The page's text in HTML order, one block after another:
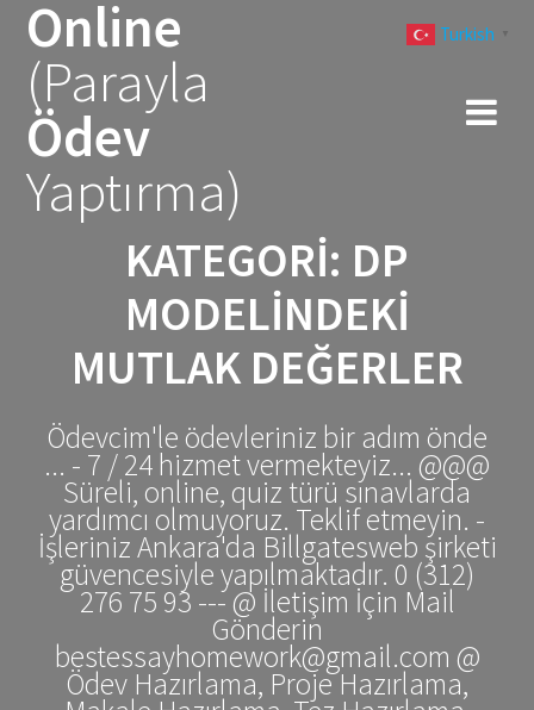
Online
(Parayla
Ödev
Yaptırma)
KATEGORI: DP
MODELINDEKI
MUTLAK DEĞERLER
Ödevcim'le ödevleriniz bir adım önde
... - 7 / 24 hizmet vermekteyiz... @@@
Süreli, online, quiz türü sınavlarda
yardımcı olmuyoruz. Teklif etmeyin. -
İşleriniz Ankara'da Billgatesweb şirketi
güvencesiyle yapılmaktadır. 0 (312)
276 75 93 --- @ İletişim İçin Mail
Gönderin
bestessayhomework@gmail.com @
Ödev Hazırlama, Proje Hazırlama,
Turkish ▼